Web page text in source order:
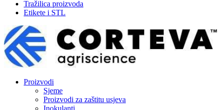
Tražilica proizvoda
Etikete i STL
Proizvodi
Sjeme
Proizvodi za zaštitu usjeva
Inokulanti